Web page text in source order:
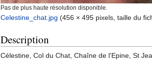
Pas de plus haute résolution disponible.
Celestine_chat.jpg (456 × 495 pixels, taille du
Description
Célestine, Col du Chat, Chaîne de l'Epine, St